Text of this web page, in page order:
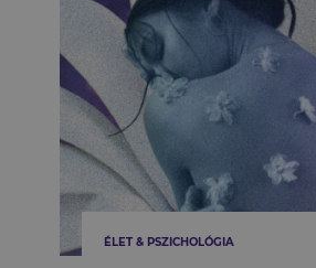
ÉLET & PSZICHOLÓGIA